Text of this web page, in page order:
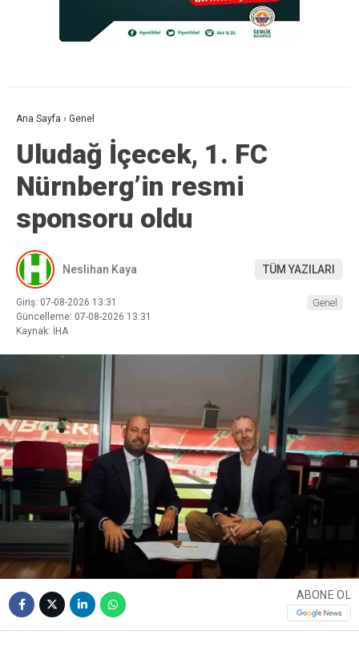
Ana Sayfa › Genel
Uludağ İçecek, 1. FC
Nürnberg’in resmi
sponsoru oldu
Neslihan Kaya TÜM YAZILARI
Giriş: 07-08-2026 13:31
Güncelleme: 07-08-2026 13:31
Kaynak: İHA
Genel
ABONE OL